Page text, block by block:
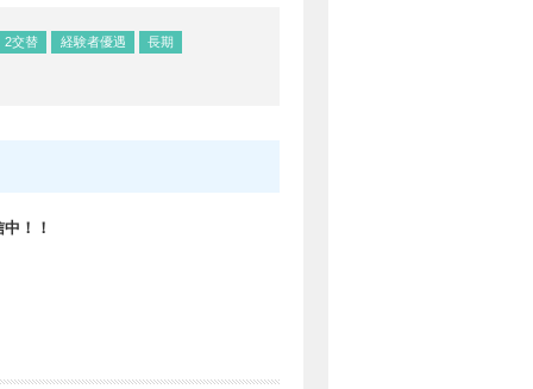
2交替 経験者優遇
長期
！！